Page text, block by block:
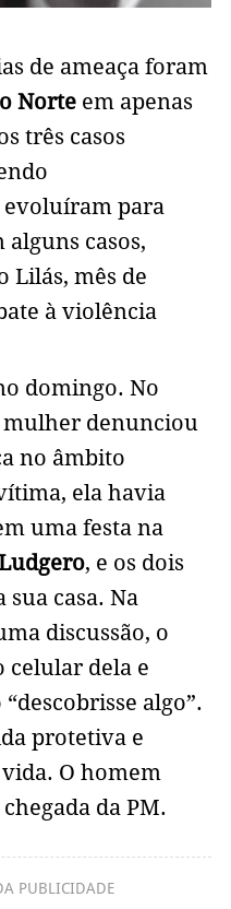
de ameaça foram
Norteem apenas
três casos
evoluíram para
alguns casos,
Lilás, mês de
à violência
domingo. No
denunciou
no âmbito
ela havia
uma festa na
, e os dois
casa. Na
discussão, o
celular dela e
algo”.
protetiva e
O homem
da PM.
PUBLICIDADE